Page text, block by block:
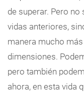
de superar. Pero
vidas anteriores,
manera mucho
dimensiones.
pero también
ahora, en esta vida